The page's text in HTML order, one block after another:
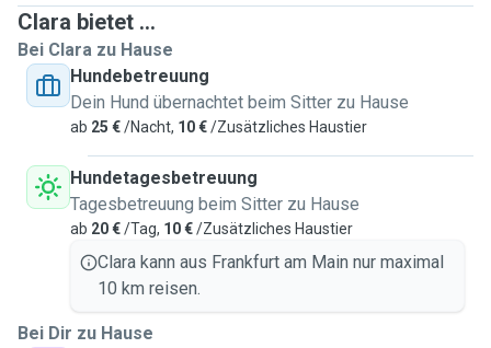
Clara bietet ...
Bei Clara zu Hause
Hundebetreuung
Dein Hund übernachtet beim Sitter zu Hause
ab 25 €/Nacht, 10 €/Zusätzliches Haustier
Hundetagesbetreuung
Tagesbetreuung beim Sitter zu Hause
ab 20 €/Tag, 10 €/Zusätzliches Haustier
Clara kann aus Frankfurt am Main nur maximal
10 km reisen.
Bei Dir zu Hause